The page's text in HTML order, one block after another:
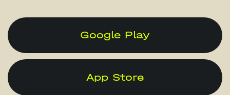
Google Play
App Store